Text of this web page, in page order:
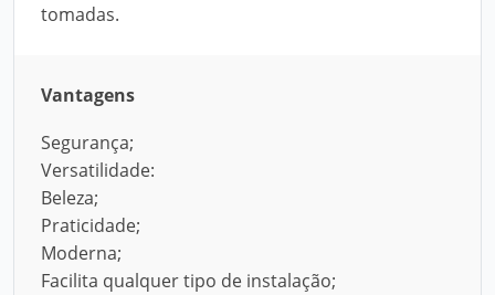
tomadas.
Vantagens
Segurança;
Versatilidade:
Beleza;
Praticidade;
Moderna;
Facilita qualquer tipo de instalação;